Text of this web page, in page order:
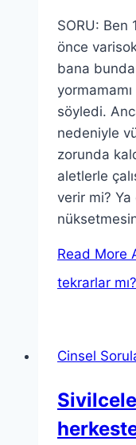
SORU: Ben
önce
bana
yormamamı
söyledi.
nedeniyle
zorunda
aletlerle
verir mi? Ya
Read More
tekrarlar mı?
Cinsel